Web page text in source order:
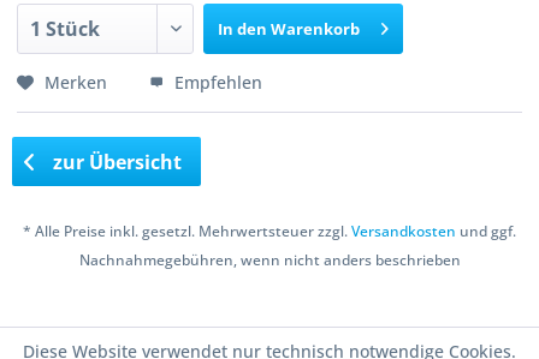
In den Warenkorb
Merken Empfehlen
zur Übersicht
* Alle Preise inkl. gesetzl. Mehrwertsteuer zzgl.Versandkosten und ggf.
Nachnahmegebühren, wenn nicht anders beschrieben
Diese Website verwendet nur technisch notwendige Cookies.